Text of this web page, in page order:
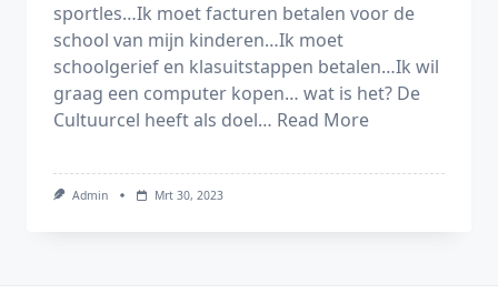
sportles…Ik moet facturen betalen voor de
school van mijn kinderen…Ik moet
schoolgerief en klasuitstappen betalen…Ik wil
graag een computer kopen… wat is het? De
Cultuurcel heeft als doel… Read More
Admin Mrt 30, 2023